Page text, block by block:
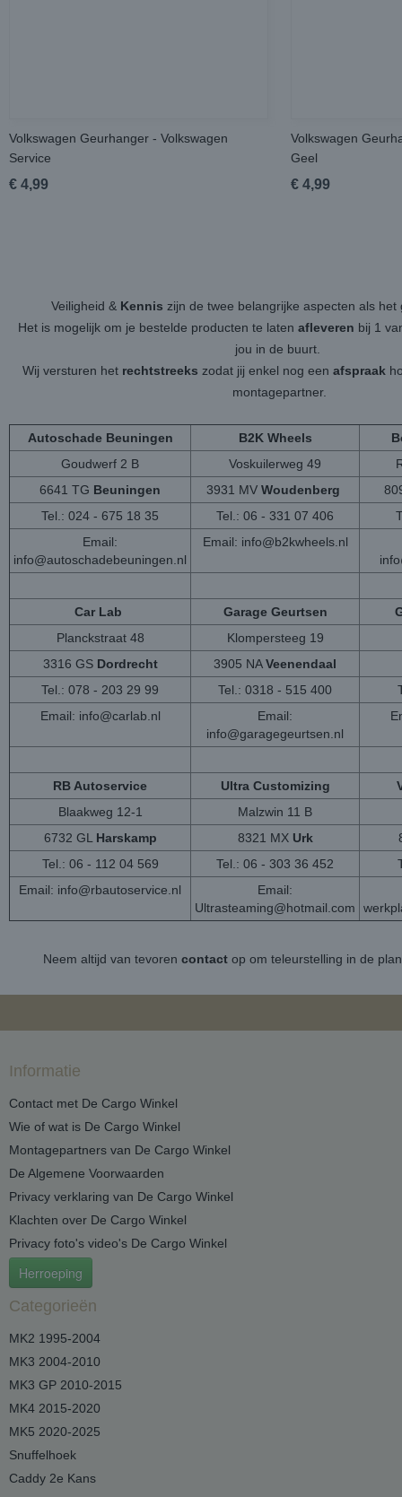
Volkswagen Geurhanger - Volkswagen
Service
€ 4,99
Volkswagen
Geel
€ 4,99
Veiligheid & Kennis zijn de twee belangrijke aspecten als
Het is mogelijk om je bestelde producten te laten afleveren bij 1
jou in de buurt.
Wij versturen het rechtstreeks zodat jij enkel nog een afspraak
montagepartner.
Autoschade Beuningen B2K Wheels
Goudwerf 2 B
Voskuilerweg 49
6641 TG Beuningen 3931 MV Woudenberg
Tel.: 024 - 675 18 35
Tel.: 06 - 331 07 406
Email:
info@autoschadebeuningen.nl
Email: info@b2kwheels.nl
Car Lab Garage Geurtsen
Planckstraat 48
Klompersteeg 19
3316 GS Dordrecht 3905 NAVeenendaal
Tel.: 078 - 203 29 99
Tel.: 0318 - 515 400
Email: info@carlab.nl
Email:
info@garagegeurtsen.nl
RB Autoservice Ultra Customizing
Blaakweg 12-1
Malzwin 11 B
6732 GL Harskamp 8321 MX Urk
Tel.: 06 - 112 04 569
Tel.: 06 - 303 36 452
Email: info@rbautoservice.nl
Email:
Ultrasteaming@hotmail.com
Neem altijd van tevoren contactop om teleurstelling in de
Informatie
Contact met De Cargo Winkel
Wie of wat is De Cargo Winkel
Montagepartners van De Cargo Winkel
De Algemene Voorwaarden
Privacy verklaring van De Cargo Winkel
Klachten over De Cargo Winkel
Privacy foto's video's De Cargo Winkel
Herroeping
Categorieën
MK2 1995-2004
MK3 2004-2010
MK3 GP 2010-2015
MK4 2015-2020
MK5 2020-2025
Snuffelhoek
Caddy 2e Kans